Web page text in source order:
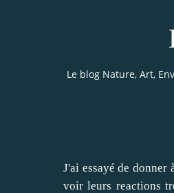
Le blog Nature, Art,
J'ai essayé de
voir leurs reactions